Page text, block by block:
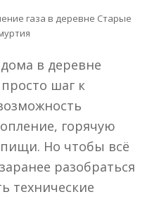
газа в деревне Старые
в деревне
шаг к
горячую
Но чтобы всё
разобраться
технические